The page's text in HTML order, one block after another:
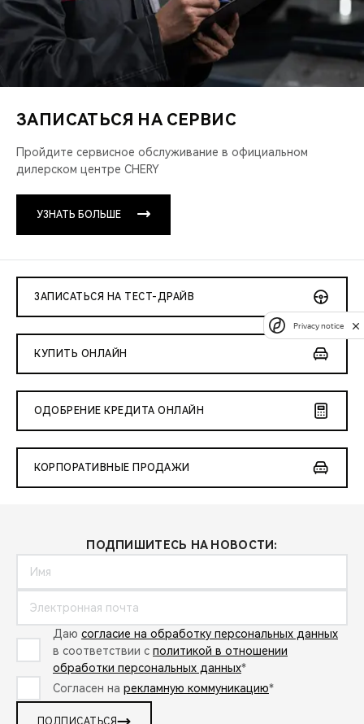
ЗАПИСАТЬСЯ НА СЕРВИС
Пройдите сервисное обслуживание в официальном
дилерском центре CHERY
УЗНАТЬ БОЛЬШЕ
ЗАПИСАТЬСЯ НА ТЕСТ-ДРАЙВ
КУПИТЬ ОНЛАЙН
ОДОБРЕНИЕ КРЕДИТА ОНЛАЙН
КОРПОРАТИВНЫЕ ПРОДАЖИ
ПОДПИШИТЕСЬ НА НОВОСТИ:
Даю согласие на обработку персональных данных
в соответствии с политикой в отношении
обработки персональных данных*
Согласен на рекламную коммуникацию*
ПОДПИСАТЬСЯ
Privacy notice